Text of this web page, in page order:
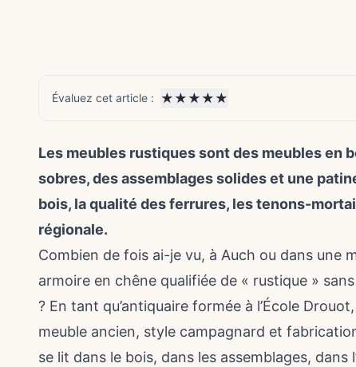
Évaluez cet article : ★ ★ ★ ★ ★
Les meubles rustiques sont des meubles en
sobres, des assemblages solides et une
bois, la qualité des ferrures, les tenons-
régionale.
Combien de fois ai-je vu, à Auch ou dans une
armoire en chêne qualifiée de « rustique »
? En tant qu’antiquaire formée à l’École
meuble ancien, style campagnard et
se lit dans le bois, dans les assemblages,